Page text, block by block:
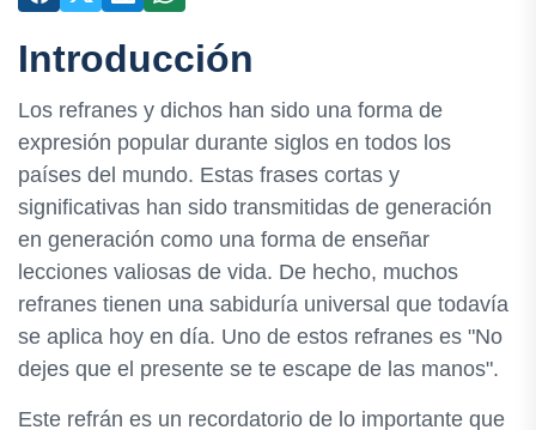
Introducción
Los refranes y dichos han sido una forma de
expresión popular durante siglos en todos los
países del mundo. Estas frases cortas y
significativas han sido transmitidas de generación
en generación como una forma de enseñar
lecciones valiosas de vida. De hecho, muchos
refranes tienen una sabiduría universal que todavía
se aplica hoy en día. Uno de estos refranes es "No
dejes que el presente se te escape de las manos".
Este refrán es un recordatorio de lo importante que